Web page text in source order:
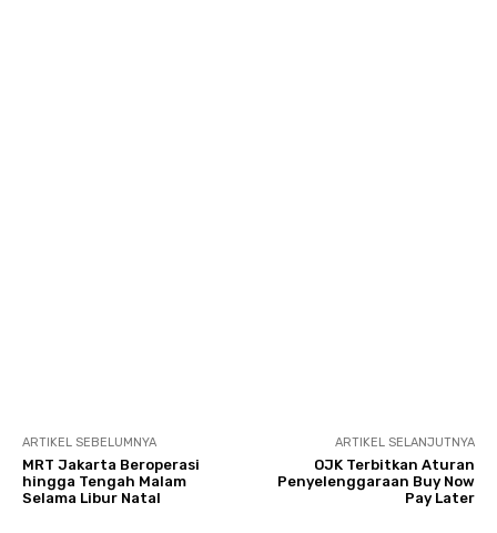
ARTIKEL SEBELUMNYA
MRT Jakarta Beroperasi
hingga Tengah Malam
Selama Libur Natal
ARTIKEL SELANJUTNYA
OJK Terbitkan Aturan
Penyelenggaraan Buy Now
Pay Later